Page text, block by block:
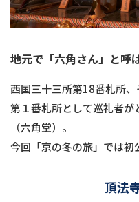
地元で「六角さん」と呼
西国三十三所第18番札所
第１番札所として巡礼者
（六角堂）。
今回「京の冬の旅」では初
頂法